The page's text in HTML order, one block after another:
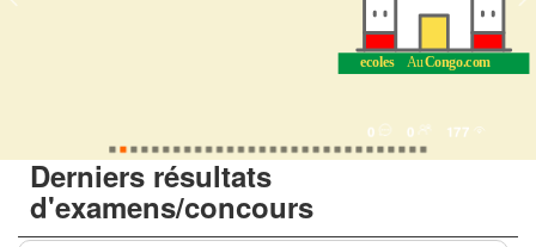
0 0 177
Derniers résultats
d'examens/concours